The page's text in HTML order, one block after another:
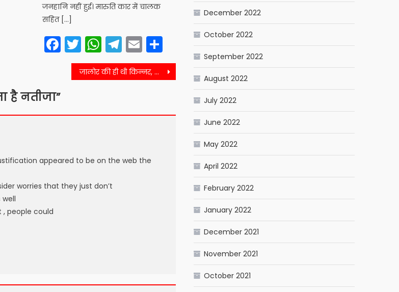
जनहानि नहीं हुई। मारुति कार में चालक
सहित […]
Facebook
Twitter
WhatsApp
Telegram
EmailShare
जालोर की ही थी किन्नर, मौत के मामले में यह जानकारी आई सामने
है नतीजा”
appeared to be on the web the
worries that they just don’t
people could
December 2022
October 2022
September 2022
August 2022
July 2022
June 2022
May 2022
April 2022
February 2022
January 2022
December 2021
November 2021
October 2021